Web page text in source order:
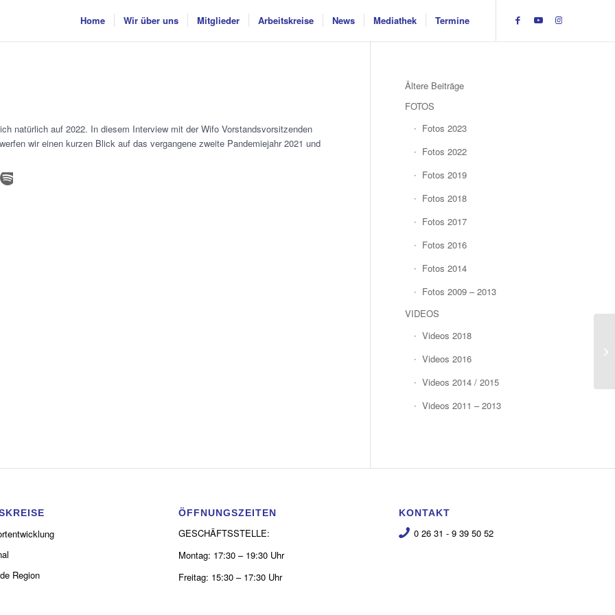
Home Wir über uns Mitglieder Arbeitskreise News Mediathek Termine
natürlich auf 2022. In diesem Interview mit der Wifo Vorstandsvorsitzenden
wir einen kurzen Blick auf das vergangene zweite Pandemiejahr 2021 und
Ältere Beiträge
FOTOS
Fotos 2023
Fotos 2022
Fotos 2019
Fotos 2018
Fotos 2017
Fotos 2016
Fotos 2014
Fotos 2009 – 2013
VIDEOS
Videos 2018
Videos 2016
Videos 2014 / 2015
Videos 2011 – 2013
Region
ÖFFNUNGSZEITEN
GESCHÄFTSSTELLE:
Montag: 17:30 – 19:30 Uhr
Freitag: 15:30 – 17:30 Uhr
KONTAKT
0 26 31 - 9 39 50 52